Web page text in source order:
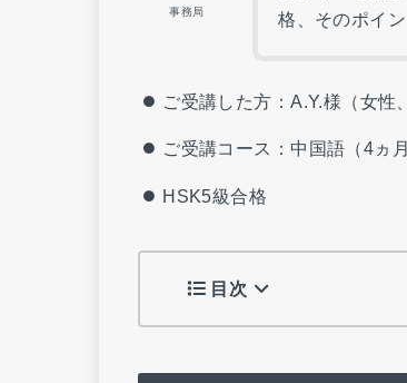
事務局
格、そのポイ
ご受講した方：A.Y.様（女性
ご受講コース：中国語（4ヵ月
HSK5級合格
目次